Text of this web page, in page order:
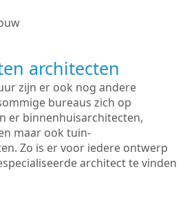
architecten
zijn er ook nog andere
bureaus zich op
er binnenhuisarchitecten,
maar ook tuin-
Zo is er voor iedere ontwerp
architect te vinden